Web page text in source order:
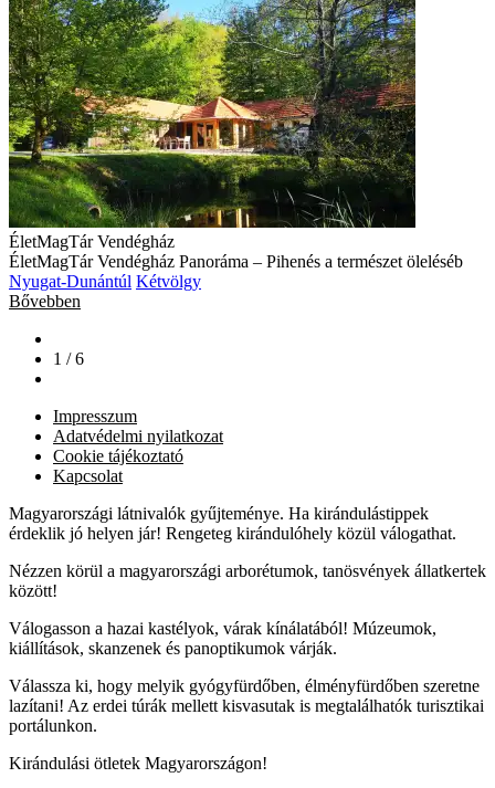
ÉletMagTár Vendégház
ÉletMagTár Vendégház Panoráma – Pihenés a természet öleléséb
Nyugat-Dunántúl Kétvölgy
Bővebben
1 / 6
Impresszum
Adatvédelmi nyilatkozat
Cookie tájékoztató
Kapcsolat
Magyarországi látnivalók gyűjteménye. Ha kirándulástippek
érdeklik jó helyen jár! Rengeteg kirándulóhely közül válogathat.
Nézzen körül a magyarországi arborétumok, tanösvények állatkertek
között!
Válogasson a hazai kastélyok, várak kínálatából! Múzeumok,
kiállítások, skanzenek és panoptikumok várják.
Válassza ki, hogy melyik gyógyfürdőben, élményfürdőben szeretne
lazítani! Az erdei túrák mellett kisvasutak is megtalálhatók turisztikai
portálunkon.
Kirándulási ötletek Magyarországon!